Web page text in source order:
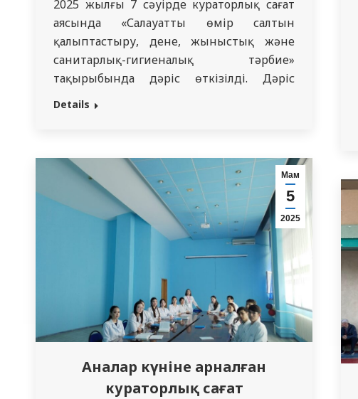
2025 жылғы 7 сәуірде кураторлық сағат
аясында «Салауатты өмір салтын
қалыптастыру, дене, жыныстық және
санитарлық-гигиеналық тәрбие»
тақырыбында дәріс өткізілді. Дәріс
«Медицина» мамандығының 441-
туралы білім тарату. Дәріс мазмұнды
өтті, студенттер қызықты баяндама үшін
кураторға алғыстарын білдірді. Топ
кураторы: Балалар аурулары
пропедевтикасы кафедрасының
Details
Мам
5
2025
Аналар күніне арналған
кураторлық сағат